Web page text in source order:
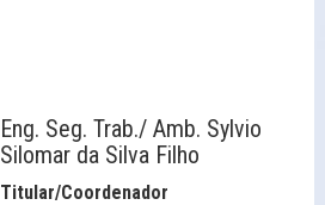
Eng. Seg. Trab./ Amb. Sylvio
Silomar da Silva Filho
Titular/Coordenador